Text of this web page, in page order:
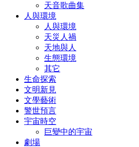
天音歌曲集
人與環境
人與環境
天災人禍
天地與人
生態環境
其它
生命探索
文明新見
文學藝術
警世預言
宇宙時空
巨變中的宇宙
劇場